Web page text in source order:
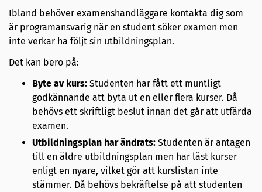
Ibland behöver examenshandläggare kontakta dig som
är programansvarig när en student söker examen men
inte verkar ha följt sin utbildningsplan.
Det kan bero på:
Byte av kurs: Studenten har fått ett muntligt
godkännande att byta ut en eller flera kurser. Då
behövs ett skriftligt beslut innan det går att utfärda
examen.
Utbildningsplan har ändrats: Studenten är antagen
till en äldre utbildningsplan men har läst kurser
enligt en nyare, vilket gör att kurslistan inte
stämmer. Då behövs bekräftelse på att studenten